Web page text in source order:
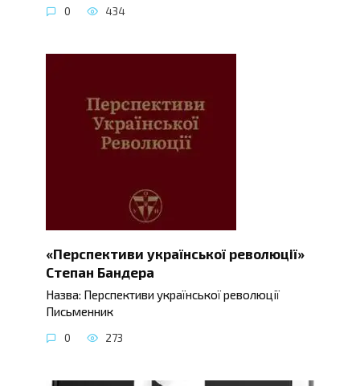
0 434
«Перспективи української революції»
Степан Бандера
Назва: Перспективи української революції
Письменник
0 273